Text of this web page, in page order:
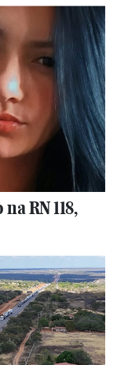
RN 118,